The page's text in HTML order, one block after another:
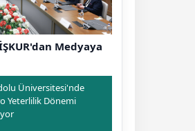
Medyaya
Üniversitesi'nde
Yeterlilik Dönemi